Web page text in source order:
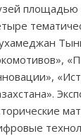
площадью